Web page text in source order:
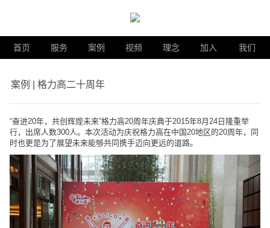
首页 服务 案例 视频 理念 加入 我们
案例 | 格力高二十周年
“奋进20年，共创辉煌未来”格力高20周年庆典于2015年8月24日隆重举
行，出席人数300人。本次活动为庆祝格力高在中国20地区的20周年，同
时也更是为了展望未来能够共同携手迈向更远的道路。